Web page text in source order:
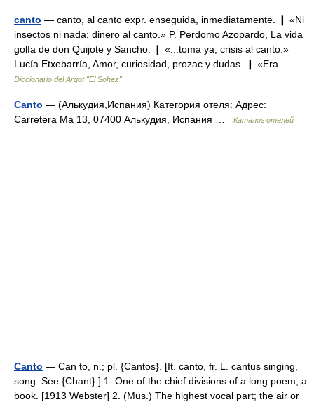
canto — canto, al canto expr. enseguida, inmediatamente. ❙ «Ni
insectos ni nada; dinero al canto.» P. Perdomo Azopardo, La vida
golfa de don Quijote y Sancho. ❙ «...toma ya, crisis al canto.»
Lucía Etxebarría, Amor, curiosidad, prozac y dudas. ❙ «Era… …
Diccionario del Argot "El Sohez"
Canto — (Алькудия,Испания) Категория отеля: Адрес:
Carretera Ma 13, 07400 Алькудия, Испания …
Каталог отелей
Canto — Can to, n.; pl. {Cantos}. [It. canto, fr. L. cantus singing,
song. See {Chant}.] 1. One of the chief divisions of a long poem; a
book. [1913 Webster] 2. (Mus.) The highest vocal part; the air or